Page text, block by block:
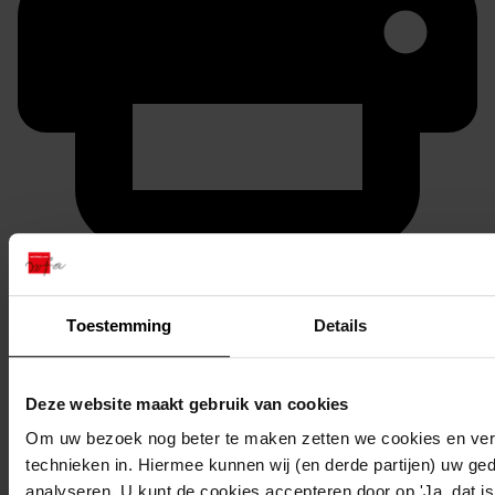
Toestemming Details
Deze website maakt gebruik van cookies
Om uw bezoek nog beter te maken zetten we cookies en
technieken in. Hiermee kunnen wij (en derde partijen) uw
Printen
duurzaam webadres
Inv.nrs. 2101-2200